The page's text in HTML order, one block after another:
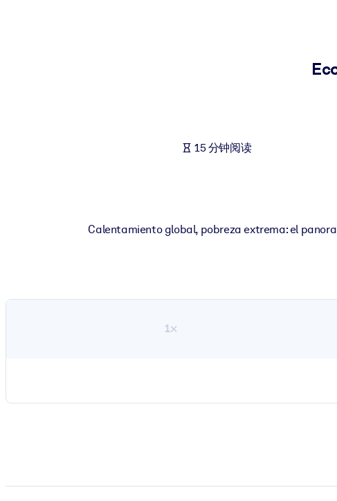
利用可靠、结构化的知识为您的人工智能系统提供动力，以改善输出结果。
15 分钟阅读
Calentamiento global, pobreza extrema: el
1×